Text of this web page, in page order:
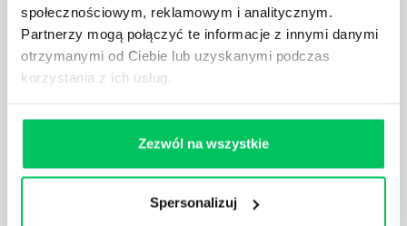
społecznościowym, reklamowym i analitycznym.
Partnerzy mogą połączyć te informacje z innymi danymi
otrzymanymi od Ciebie lub uzyskanymi podczas
korzystania z ich usług.
Zezwól na wszystkie
Spersonalizuj
Dziś jeśli nie zrozumiesz biznesu klienta to zostanie
ci wyłącznie gra ceną – spirala rabatów. Alternatywą
jest nowoczesna sprzedaż B2B - 3 graczy, którzy
zwykle biorą udział w transakcji: decision owner,
sprzedaży. Często równolegle należy stosować
Dowiedz się o termin szkolenia online.